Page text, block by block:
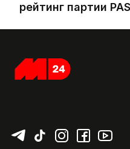
рейтинг партии